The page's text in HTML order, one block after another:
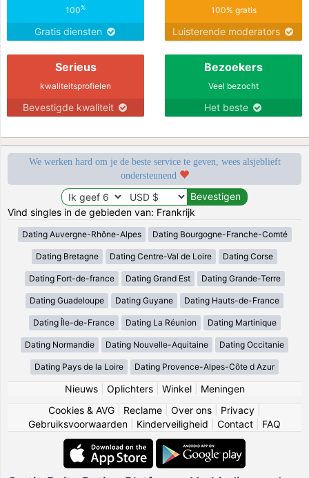
100%
Gratis diensten
100% gratis
Luisterende moderators
Serieus
kwaliteitsprofielen
Bevestigde kwaliteit
Bezoekers
Veel bezocht
Het beste
We werken hard om je de beste service te geven, wees alsjeblieft
ondersteunend
Vind singles in de gebieden van: Frankrijk
Dating Auvergne-Rhône-Alpes Dating Bourgogne-Franche-Comté
Dating Bretagne Dating Centre-Val de Loire Dating Corse
Dating Fort-de-france Dating Grand Est Dating Grande-Terre
Dating Guadeloupe Dating Guyane Dating Hauts-de-France
Dating Île-de-France Dating La Réunion Dating Martinique
Dating Normandie Dating Nouvelle-Aquitaine Dating Occitanie
Dating Pays de la Loire Dating Provence-Alpes-Côte d Azur
Nieuws| Oplichters| Winkel| Meningen
Cookies & AVG
Reclame Over ons Privacy
Gebruiksvoorwaarden
Kinderveiligheid Contact FAQ